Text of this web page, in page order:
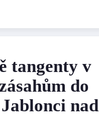
tangenty v
do
nad